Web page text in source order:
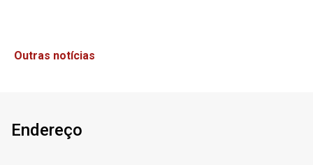
Outras notícias
Endereço